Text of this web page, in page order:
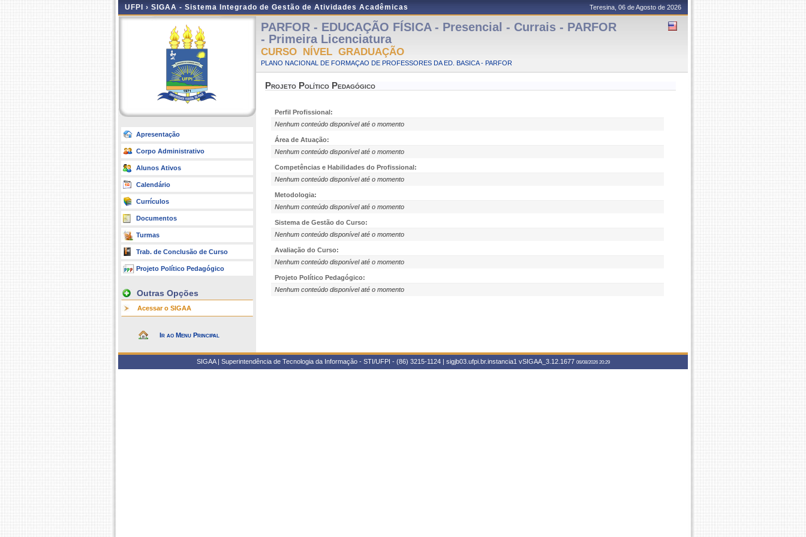
UFPI › SIGAA - Sistema Integrado de Gestão de Atividades Acadêmicas Teresina, 06 de Agosto de 2026
Apresentação
Corpo Administrativo
Alunos Ativos
Calendário
Currículos
Documentos
Turmas
Trab. de Conclusão de Curso
Projeto Político Pedagógico
Outras Opções
Acessar o SIGAA
Ir ao Menu Principal
PARFOR - EDUCAÇÃO FÍSICA - Presencial - Currais - PARFOR
- Primeira Licenciatura
CURSO NÍVEL GRADUAÇÃO
PLANO NACIONAL DE FORMAÇAO DE PROFESSORES DA ED. BASICA - PARFOR
Projeto Político Pedagógico
Perfil Profissional:
Nenhum conteúdo disponível até o momento
Área de Atuação:
Nenhum conteúdo disponível até o momento
Competências e Habilidades do Profissional:
Nenhum conteúdo disponível até o momento
Metodologia:
Nenhum conteúdo disponível até o momento
Sistema de Gestão do Curso:
Nenhum conteúdo disponível até o momento
Avaliação do Curso:
Nenhum conteúdo disponível até o momento
Projeto Político Pedagógico:
Nenhum conteúdo disponível até o momento
SIGAA | Superintendência de Tecnologia da Informação - STI/UFPI - (86) 3215-1124 | sigjb03.ufpi.br.instancia1 vSIGAA_3.12.1677 06/08/2026 20:29